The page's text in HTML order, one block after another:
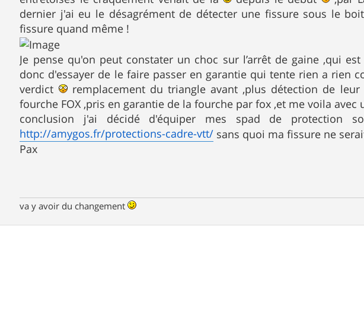
dernier j'ai eu le désagrément de détecter une fissure sous le
fissure quand même !
Je pense qu'on peut constater un choc sur l’arrêt de gaine ,qui
donc d'essayer de le faire passer en garantie qui tente rien a rien
verdict
remplacement du triangle avant ,plus détection de
fourche FOX ,pris en garantie de la fourche par fox ,et me voila
conclusion j'ai décidé d'équiper mes spad de protection
http://amygos.fr/protections-cadre-vtt/ sans quoi ma fissure ne
Pax
va y avoir du changement